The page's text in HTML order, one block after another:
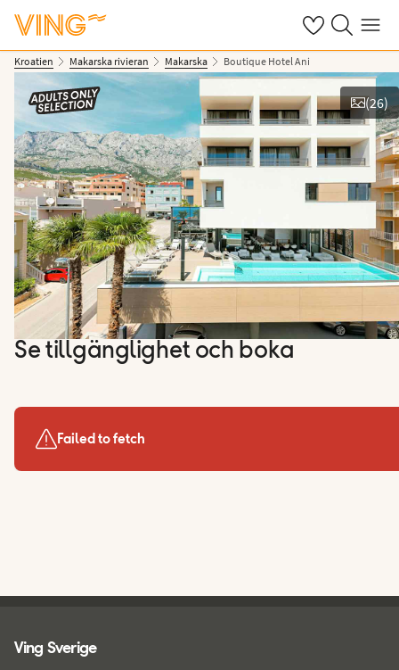
Se dinaSök på ving.se
Meny
Kroatien Makarska rivieran Makarska Boutique Hotel Ani
Se bilder
(26)
Se tillgänglighet och boka
Failed to fetch
Ving Sverige